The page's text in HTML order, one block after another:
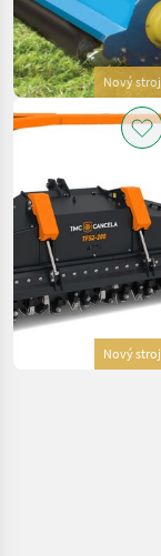
Nový stroj
Nový stroj